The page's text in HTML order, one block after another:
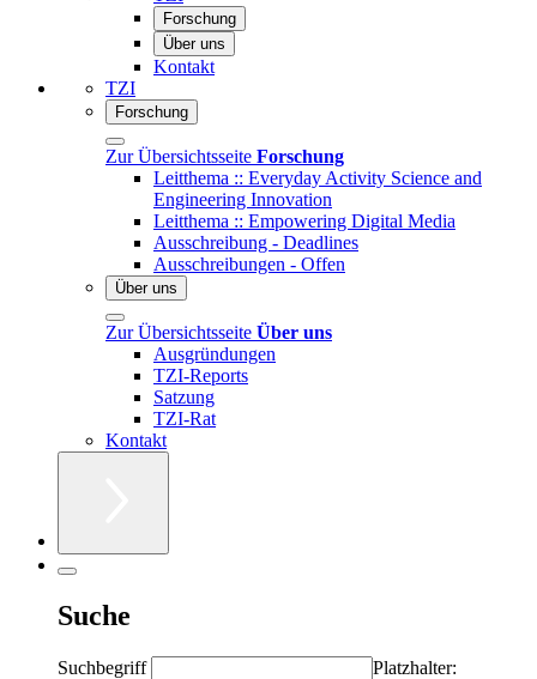
Forschung
Über uns
Kontakt
TZI
Forschung
Zur Übersichtsseite Forschung
Leitthema :: Everyday Activity Science and
Engineering Innovation
Leitthema :: Empowering Digital Media
Ausschreibung - Deadlines
Ausschreibungen - Offen
Über uns
Zur Übersichtsseite Über uns
Ausgründungen
TZI-Reports
Satzung
TZI-Rat
Kontakt
Suche
Suchbegriff
Platzhalter: